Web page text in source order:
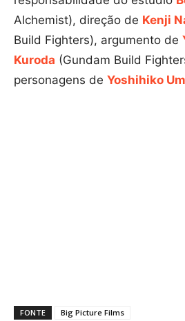
Alchemist), direção de Kenji
Build Fighters), argumento de
Kuroda (Gundam Build
personagens de Yoshihiko
FONTE
Big Picture Films